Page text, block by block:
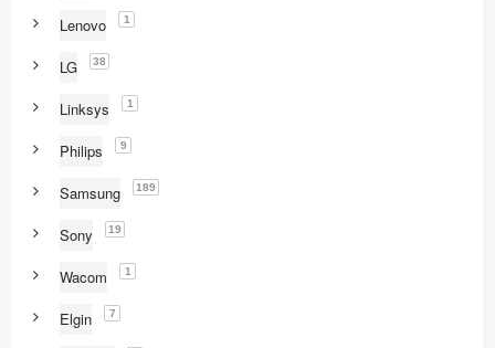
Lenovo 1
LG 38
Linksys 1
Philips 9
Samsung 189
Sony 19
Wacom 1
Elgin 7